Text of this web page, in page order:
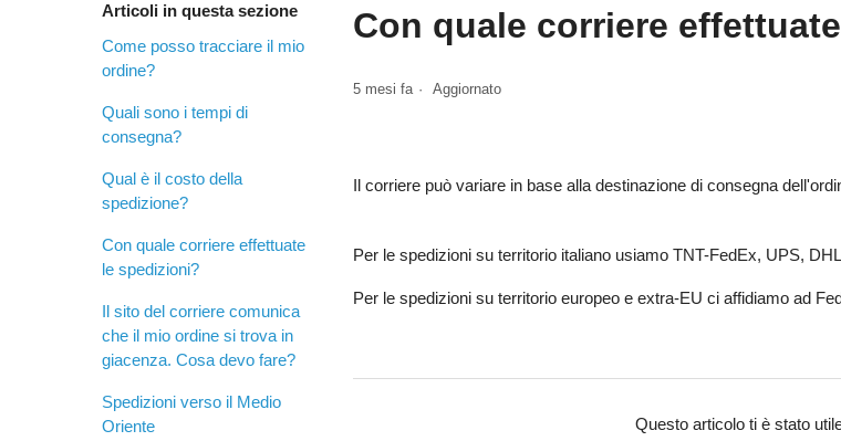
Articoli in questa sezione
Come posso tracciare il mio
ordine?
Quali sono i tempi di
consegna?
Qual è il costo della
spedizione?
Con quale corriere effettuate
le spedizioni?
Il sito del corriere comunica
che il mio ordine si trova in
giacenza. Cosa devo fare?
Spedizioni verso il Medio
Oriente
Con quale corriere
5 mesi fa Aggiornato
Il corriere può variare in base alla destinazione di consegna
Per le spedizioni su territorio italiano usiamo TNT-FedEx, UPS,
Per le spedizioni su territorio europeo e extra-EU ci affidiamo ad
Questo articolo ti è stato